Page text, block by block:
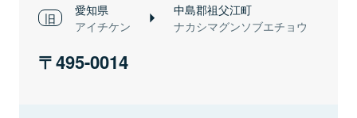
愛知県
アイチケン
中島郡祖父江町
ナカシマグンソブエチョウ
495-0014